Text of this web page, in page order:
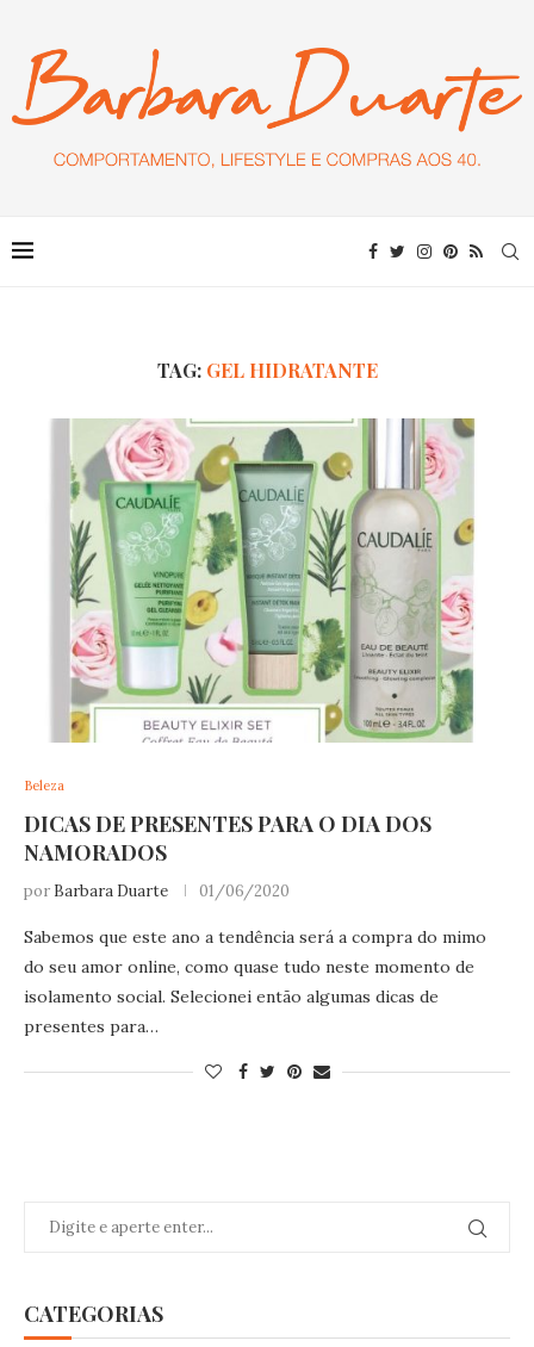
TAG: GEL HIDRATANTE
Beleza
DICAS DE PRESENTES PARA O DIA DOS
NAMORADOS
por Barbara Duarte 01/06/2020
Sabemos que este ano a tendência será a compra do mimo
do seu amor online, como quase tudo neste momento de
isolamento social. Selecionei então algumas dicas de
presentes para…
CATEGORIAS